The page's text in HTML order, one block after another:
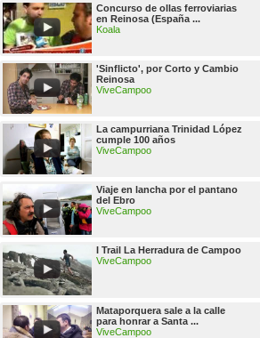
Concurso de ollas ferroviarias
en Reinosa (España ...
Koala
'Sinflicto', por Corto y Cambio
Reinosa
ViveCampoo
La campurriana Trinidad López
cumple 100 años
ViveCampoo
Viaje en lancha por el pantano
del Ebro
ViveCampoo
I Trail La Herradura de Campoo
ViveCampoo
Mataporquera sale a la calle
para honrar a Santa ...
ViveCampoo